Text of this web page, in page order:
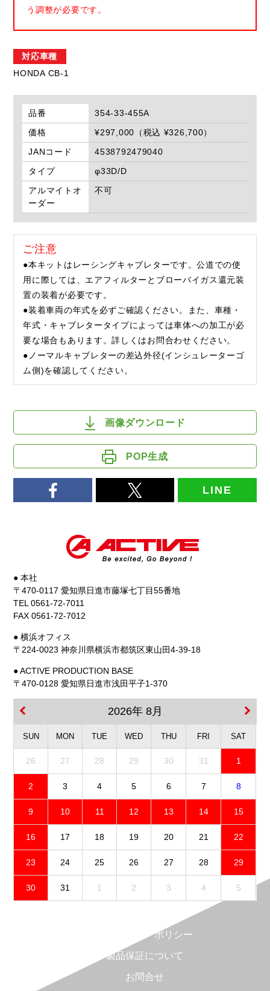
う調整が必要です。
対応車種
HONDA CB-1
品番
354-33-455A
価格
¥297,000（税込 ¥326,700）
JANコード
4538792479040
タイプ
φ33D/D
アルマイトオ
ーダー
不可
ご注意
●本キットはレーシングキャブレターです。公道での使
用に際しては、エアフィルターとブローバイガス還元装
置の装着が必要です。
●装着車両の年式を必ずご確認ください。また、車種・
年式・キャブレタータイプによっては車体への加工が必
要な場合もあります。詳しくはお問合わせください。
●ノーマルキャブレターの差込外径(インシュレーターゴ
ム側)を確認してください。
画像ダウンロード
POP生成
LINE
● 本社
〒470-0117 愛知県日進市藤塚七丁目55番地
TEL 0561-72-7011
FAX 0561-72-7012
● 横浜オフィス
〒224-0023 神奈川県横浜市都筑区東山田4-39-18
● ACTIVE PRODUCTION BASE
〒470-0128 愛知県日進市浅田平子1-370
2026年 8月
SUN MON TUE WED THU FRI SAT
26 27 28 29 30 31 1
2 3 4 5 6 7 8
9 10 11 12 13 14 15
16 17 18 19 20 21 22
23 24 25 26 27 28 29
30 31 1 2 3 4 5
プライバシーポリシー
製品保証について
お問合せ